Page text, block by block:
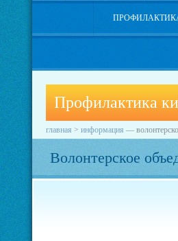
Профилактика
главная > информация —
Волонтерское